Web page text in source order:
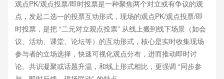
观点PK/观点投票/即时投票是一种聚焦两个对立或有争议的观
点，发起二选一的投票互动形式，现场的观点PK/观点投票/即
时投票，是把 “二元对立观点投票” 从线上搬到线下场景（如会
议、活动、课堂、论坛等）的互动形式，核心是实时收集现场
参与者的立场选择，快速可视化观点分布，进而推动即时讨
论、共识凝聚或话题升温，和线上形式相比，更强调 “同步参